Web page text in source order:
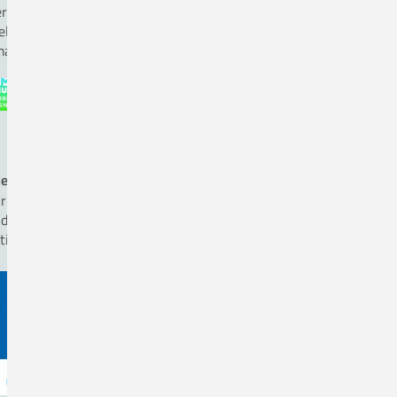
Andreas Hömer, Fon 05431. 15-1825
Herr Ole Kettmann, Fon 05431. 15-1816
nach ISO 50 001
betreiben Energiemanagement nach DIN EN ISO 50001
achten auf energieeffiziente Beschaffung, wenn das
hierdurch nicht eingeschränkt wird.